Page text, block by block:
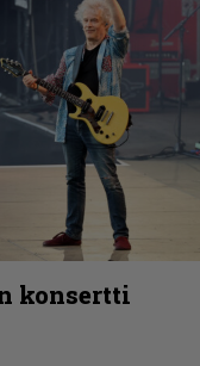
konsertti